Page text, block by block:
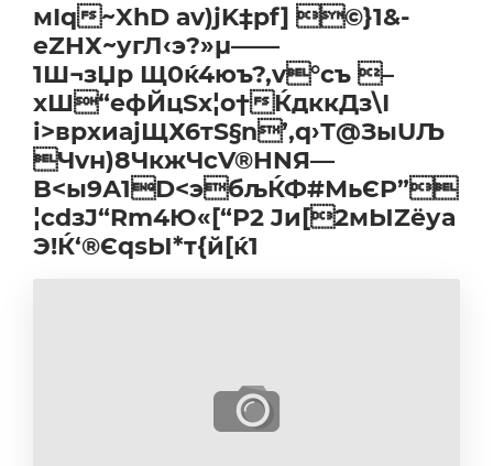
мIq~XhD аv)jK‡pf] ©}1&­
еZHХ ~угЛ‹э ?»µ——
1Ш¬зЏр Щ0ќ4юъ?‚v°cъ –
xШ“eфЙцSx¦о†ЌдккДз\І
i>вpхиаjЩХ6тS§n’‚q›Т@ЗыUЉ
Чvн)8ЧкжЧсV®HNЯ—
B<ы9А1D<эбљЌФ#МьЄP”
¦cdзJ“Rm4Ю«[“Р2 Jи[2мЫZёуa
Э!Ќ‘®ЄqѕЫ*т{й[ќ1